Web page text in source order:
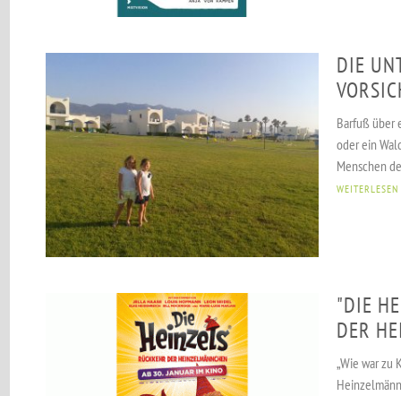
DIE
Barfuß über
oder ein
Menschen
WEITERLESEN
"DIE
DER
„Wie war zu